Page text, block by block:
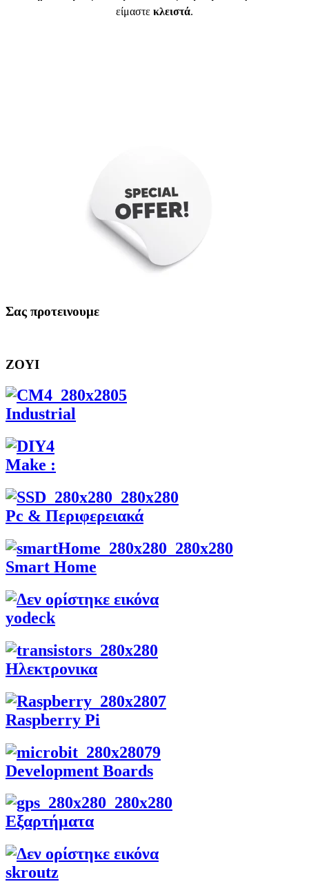
είμαστε κλειστά.
Σας προτεινουμε
ZOYI
Industrial
Make :
Pc & Περιφερειακά
Smart Home
yodeck
Ηλεκτρονικα
Raspberry Pi
Development Boards
Εξαρτήματα
skroutz